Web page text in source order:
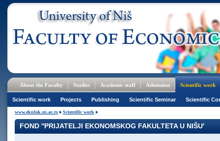
About the Faculty Studies Academic staff Admission Scientific work
Scientific work Projects Publishing Scientific Seminar Scientific
www.eknfak.ni.ac.rs Scientific work
FOND ''PRIJATELJI EKONOMSKOG FAKULTETA U NIŠU'